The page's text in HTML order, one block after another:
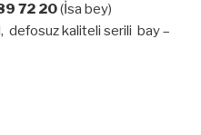
72 20(İsa bey)
kaliteli serili bay –